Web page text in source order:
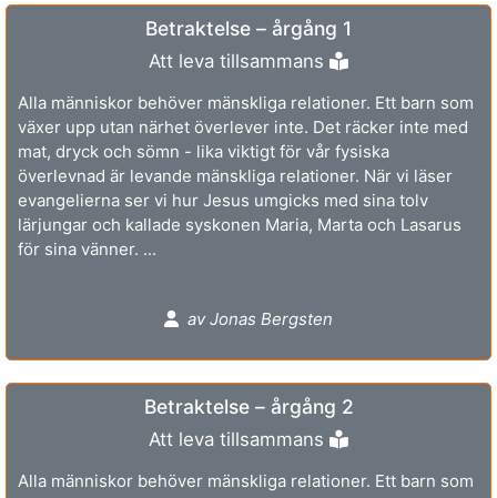
Betraktelse – årgång 1
Att leva tillsammans
Alla människor behöver mänskliga relationer. Ett barn som
växer upp utan närhet överlever inte. Det räcker inte med
mat, dryck och sömn - lika viktigt för vår fysiska
överlevnad är levande mänskliga relationer. När vi läser
evangelierna ser vi hur Jesus umgicks med sina tolv
lärjungar och kallade syskonen Maria, Marta och Lasarus
för sina vänner. ...
av Jonas Bergsten
Betraktelse – årgång 2
Att leva tillsammans
Alla människor behöver mänskliga relationer. Ett barn som